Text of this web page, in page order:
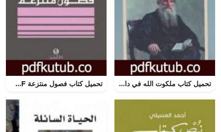
تحميل كتاب ملكوت الله في داخلكم PDF تأليف ليو تولستوي مجانا [كامل] تحميل كتاب فصول منتزعة PDF تأليف الفارابي مجانا [كامل]